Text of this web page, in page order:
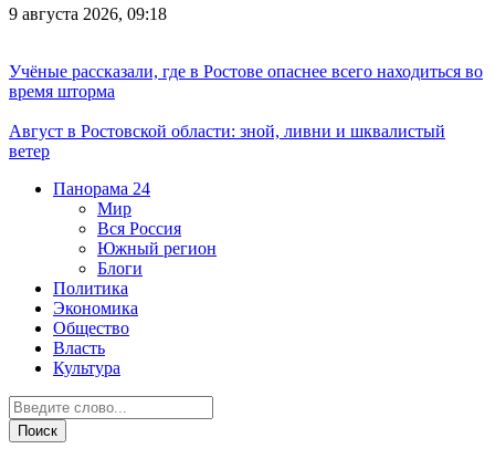
9 августа 2026, 09:18
Учёные рассказали, где в Ростове опаснее всего находиться во
время шторма
Август в Ростовской области: зной, ливни и шквалистый
ветер
Панорама 24
Мир
Вся Россия
Южный регион
Блоги
Политика
Экономика
Общество
Власть
Культура